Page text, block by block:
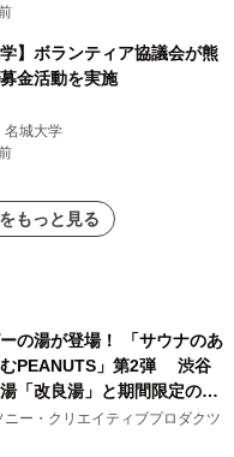
学】ボランティア協議会が熊
金活動を実施
城大学
もっと見る
の湯が登場！ 「サウナのあ
むPEANUTS」第2弾 渋谷
「改良湯」と期間限定のコ
ョン サウナイキタイコラ
発売決定！
ニー・クリエイティブプロダクツ